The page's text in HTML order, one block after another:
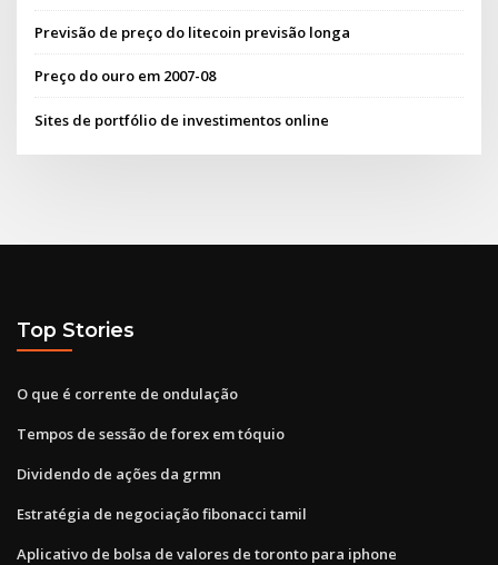
Previsão de preço do litecoin previsão longa
Preço do ouro em 2007-08
Sites de portfólio de investimentos online
Top Stories
O que é corrente de ondulação
Tempos de sessão de forex em tóquio
Dividendo de ações da grmn
Estratégia de negociação fibonacci tamil
Aplicativo de bolsa de valores de toronto para iphone